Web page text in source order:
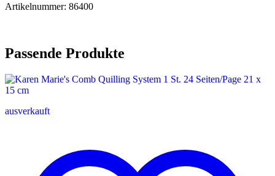
Artikelnummer: 86400
Passende Produkte
ausverkauft